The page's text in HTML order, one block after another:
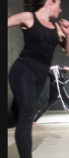
Des actions